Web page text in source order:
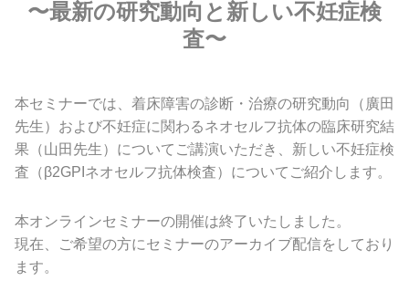
〜最新の研究動向と新しい不妊症検
査〜
本セミナーでは、着床障害の診断・治療の研究動向（廣田
先生）および不妊症に関わるネオセルフ抗体の臨床研究結
果（山田先生）についてご講演いただき、新しい不妊症検
査（β2GPIネオセルフ抗体検査）についてご紹介します。
本オンラインセミナーの開催は終了いたしました。
現在、ご希望の方にセミナーのアーカイブ配信をしており
ます。